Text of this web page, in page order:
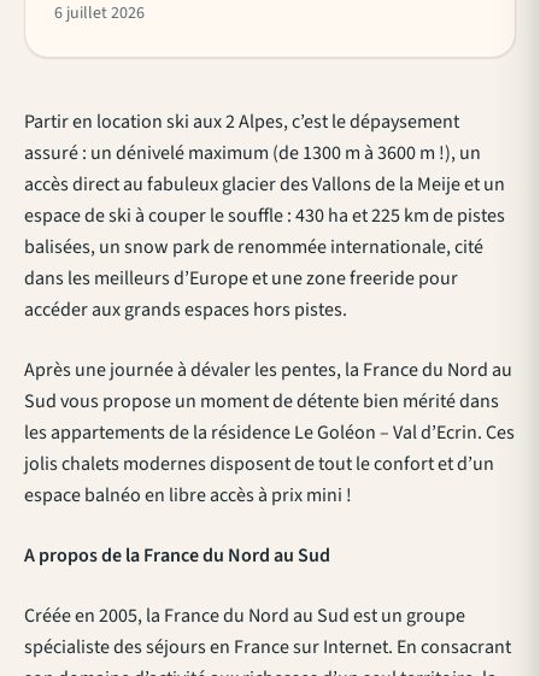
Partir en location ski aux 2 Alpes, c’est le dépaysement
assuré : un dénivelé maximum (de 1300 m à 3600 m !), un
accès direct au fabuleux glacier des Vallons de la Meije et un
espace de ski à couper le souffle : 430 ha et 225 km de pistes
balisées, un snow park de renommée internationale, cité
dans les meilleurs d’Europe et une zone freeride pour
accéder aux grands espaces hors pistes.
Après une journée à dévaler les pentes, la France du Nord au
Sud vous propose un moment de détente bien mérité dans
les appartements de la résidence Le Goléon – Val d’Ecrin. Ces
jolis chalets modernes disposent de tout le confort et d’un
espace balnéo en libre accès à prix mini !
A propos de la France du Nord au Sud
Créée en 2005, la France du Nord au Sud est un groupe
spécialiste des séjours en France sur Internet. En consacrant
6 juillet 2026